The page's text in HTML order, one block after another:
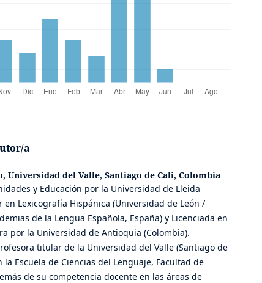
a
Universidad del Valle, Santiago de Cali, Colombia
y Educación por la Universidad de Lleida
en Lexicografía Hispánica (Universidad de León /
de la Lengua Española, España) y Licenciada en
por la Universidad de Antioquia (Colombia).
titular de la Universidad del Valle (Santiago de
la Escuela de Ciencias del Lenguaje, Facultad de
de su competencia docente en las áreas de